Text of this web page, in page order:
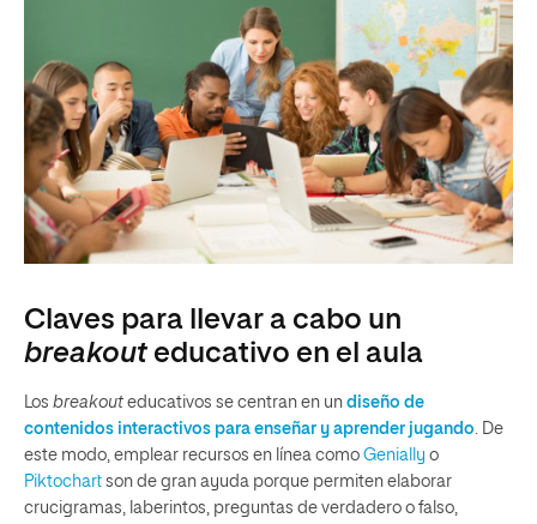
Claves para llevar a cabo un
breakouteducativo en el aula
Los breakout educativos se centran en un diseño de
contenidos interactivos para enseñar y aprender jugando . De
este modo, emplear recursos en línea como Genially o
Piktochart son de gran ayuda porque permiten elaborar
crucigramas, laberintos, preguntas de verdadero o falso,